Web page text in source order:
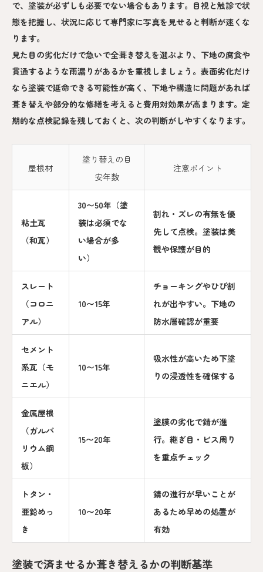
で、塗装が必ずしも必要でない場合もあります。目視と触診で状
態を把握し、状況に応じて専門家に写真を見せると判断が速くな
ります。
見た目の劣化だけで急いで全葺き替えを選ぶより、下地の腐食や
貫通するような雨漏りがあるかを重視しましょう。表面劣化だけ
なら塗装で延命できる可能性が高く、下地や構造に問題があれば
葺き替えや部分的な修繕を考えると費用対効果が高まります。定
期的な点検記録を残しておくと、次の判断がしやすくなります。
屋根材
塗り替えの目
安年数
注意ポイント
粘土瓦
（和瓦）
30〜50年（塗
装は必須でな
い場合が多
い）
割れ・ズレの有無を優
先して点検。塗装は美
観や保護が目的
スレート
（コロニ
アル）
10〜15年
チョーキングやひび割
れが出やすい。下地の
防水層確認が重要
セメント
系瓦（モ
ニエル）
10〜15年
吸水性が高いため下塗
りの浸透性を確保する
金属屋根
（ガルバ
リウム鋼
板）
15〜20年
塗膜の劣化で錆が進
行。継ぎ目・ビス周り
を重点チェック
トタン・
亜鉛めっ
き
10〜20年
錆の進行が早いことが
あるため早めの処置が
有効
塗装で済ませるか葺き替えるかの判断基準